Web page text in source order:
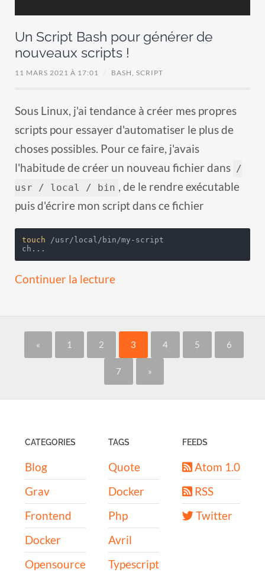
Un Script Bash pour générer de
nouveaux scripts !
11 MARS 2021 À 17:01 BASH, SCRIPT
Sous Linux, j'ai tendance à créer mes propres
scripts pour essayer d'automatiser le plus de
choses possibles. Pour ce faire, j'avais
l'habitude de créer un nouveau fichier dans
/
usr / local / bin
, de le rendre exécutable
puis d'écrire mon script dans ce fichier
touch /usr/local/bin/my-script
ch...
Continuer la lecture
« 1 2 3 4 5 6
7 »
CATEGORIES
Blog
Grav
Frontend
Docker
Opensource
TAGS
Quote
Docker
Php
Avril
Typescript
FEEDS
Atom 1.0
RSS
Twitter